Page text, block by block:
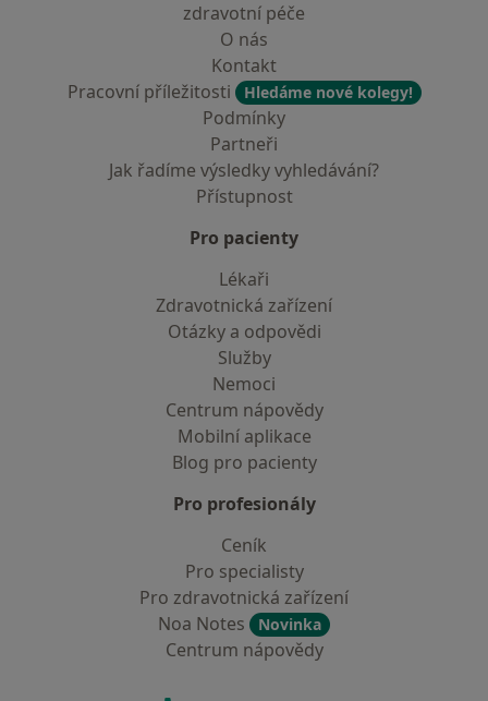
zdravotní péče
O nás
Kontakt
Pracovní příležitosti
Hledáme nové kolegy!
Podmínky
Partneři
Jak řadíme výsledky vyhledávání?
Přístupnost
Pro pacienty
Lékaři
Zdravotnická zařízení
Otázky a odpovědi
Služby
Nemoci
Centrum nápovědy
Mobilní aplikace
Blog pro pacienty
Pro profesionály
Ceník
Pro specialisty
Pro zdravotnická zařízení
Noa Notes
Novinka
Centrum nápovědy